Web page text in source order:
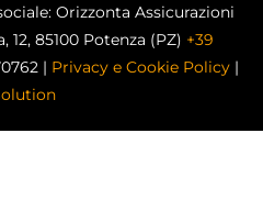
Orizzonta Assicurazioni
12, 85100 Potenza (PZ) +39
| Privacy e Cookie Policy |